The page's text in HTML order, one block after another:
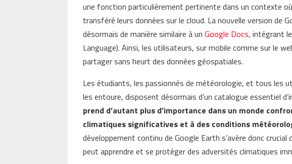
une fonction particulièrement pertinente dans un contexte
transféré leurs données sur le cloud. La nouvelle version de
désormais de manière similaire à unGoogle Docs, intégrant
Language). Ainsi, les utilisateurs, sur mobile comme sur le
partager sans heurt des données géospatiales.
Les étudiants, les passionnés de météorologie, et tous les
les entoure, disposent désormais d’un catalogue essentiel
prend d’autant plus d’importance dans un monde
climatiques significatives et à des conditions
développement continu de Google Earth s’avère donc crucial
peut apprendre et se protéger des adversités climatiques